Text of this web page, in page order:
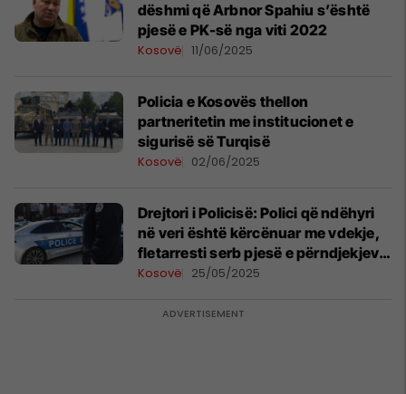
dëshmi që Arbnor Spahiu s’është
pjesë e PK-së nga viti 2022
Kosovë 11/06/2025
Policia e Kosovës thellon
partneritetin me institucionet e
sigurisë së Turqisë
Kosovë 02/06/2025
Drejtori i Policisë: Polici që ndëhyri
në veri është kërcënuar me vdekje,
fletarresti serb pjesë e përndjekjeve
politike
Kosovë 25/05/2025